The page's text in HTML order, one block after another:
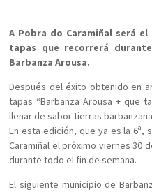
A Pobra do Caramiñal será
tapas que recorrerá
Barbanza Arousa.
Después del éxito obtenido en
tapas “Barbanza Arousa + que
llenar de sabor tierras
En esta edición, que ya es la 6ª,
Caramiñal el próximo viernes 30
durante todo el fin de semana.
El siguiente municipio de